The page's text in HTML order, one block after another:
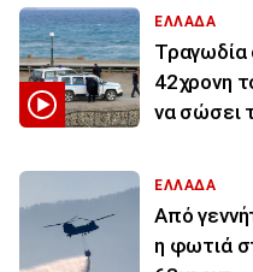
ΕΛΛΑΔΑ
Τραγωδία
42χρονη
να σώσει
ΕΛΛΑΔΑ
Από
η φωτιά